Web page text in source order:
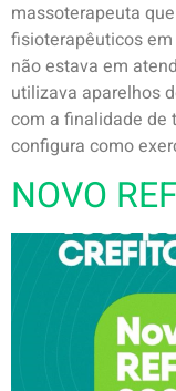
massoterapeuta
fisioterapêuticos
não estava em
utilizava aparelhos
com a finalidade de
configura como
NOVO